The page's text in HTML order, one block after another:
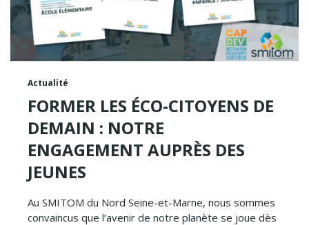
Actualité
FORMER LES ÉCO-CITOYENS DE
DEMAIN : NOTRE
ENGAGEMENT AUPRÈS DES
JEUNES
Au SMITOM du Nord Seine-et-Marne, nous sommes
convaincus que l’avenir de notre planète se joue dès